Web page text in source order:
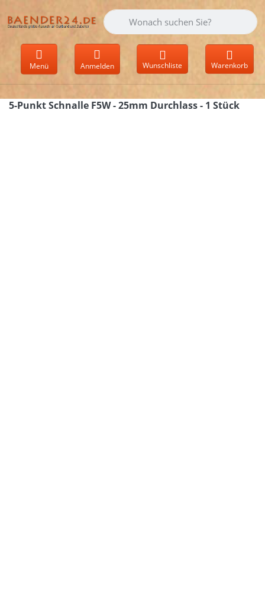
Geben Sie einen Suchbegriff ein.
Menü Anmelden Wunschliste Warenkorb
5-Punkt Schnalle F5W - 25mm Durchlass - 1 Stück